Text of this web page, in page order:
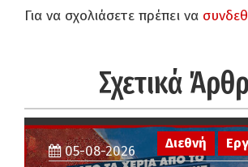
Για να σχολιάσετε πρέπει να
Σχετικά
Διεθνή
05-08-2026